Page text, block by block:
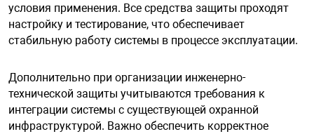
условия применения. Все средства защиты проходят
настройку и тестирование, что обеспечивает
стабильную работу системы в процессе эксплуатации.
Дополнительно при организации инженерно-
технической защиты учитываются требования к
интеграции системы с существующей охранной
инфраструктурой. Важно обеспечить корректное